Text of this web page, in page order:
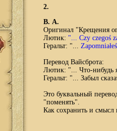
2.
В. А.
Оригинал "Крещения
Лютик: "... Czy czegoś
Геральт: "...
Перевод Вайсброта:
Лютик: "... Что-нибудь
Геральт: "... Забыл
Это буквальный
"поменять".
Как сохранить и смысл